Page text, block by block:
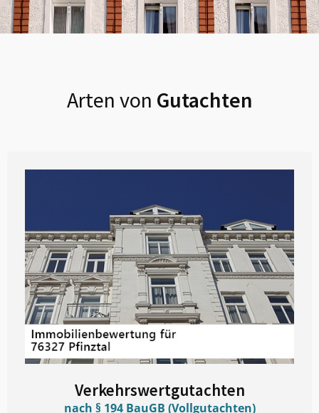
Arten von Gutachten
Verkehrswertgutachten
nach § 194 BauGB (Vollgutachten)